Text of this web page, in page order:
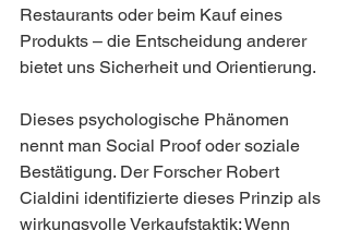
Restaurants oder beim Kauf eines
Produkts – die Entscheidung anderer
bietet uns Sicherheit und Orientierung.
Dieses psychologische Phänomen
nennt man Social Proof oder soziale
Bestätigung. Der Forscher Robert
Cialdini identifizierte dieses Prinzip als
wirkungsvolle Verkaufstaktik: Wenn